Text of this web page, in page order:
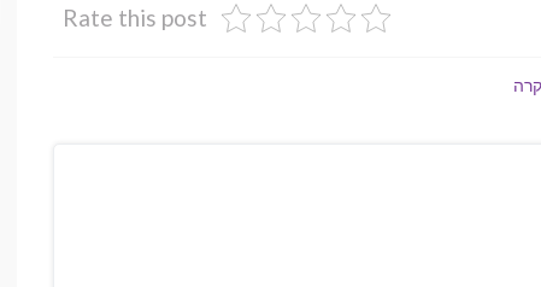
Rate this post